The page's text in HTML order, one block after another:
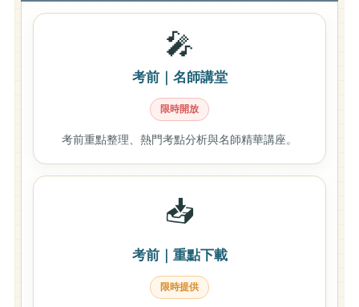
🎤
考前｜名師講堂
限時開放
考前重點整理、熱門考點分析與名師精華講座。
📥
考前｜重點下載
限時提供